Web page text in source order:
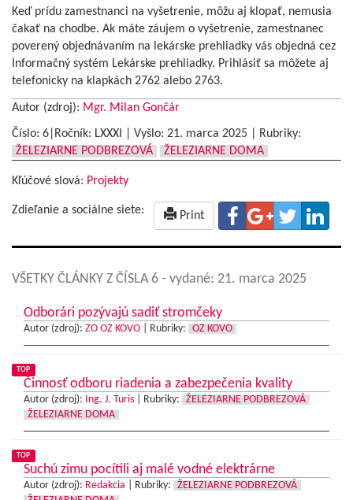
Keď prídu zamestnanci na vyšetrenie, môžu aj klopať, nemusia
čakať na chodbe. Ak máte záujem o vyšetrenie, zamestnanec
poverený objednávaním na lekárske prehliadky vás objedná cez
Informačný systém Lekárske prehliadky. Prihlásiť sa môžete aj
telefonicky na klapkách 2762 alebo 2763.
Autor (zdroj): Mgr. Milan Gončár
Číslo: 6|Ročník: LXXXI | Vyšlo: 21. marca 2025
Rubriky:
ŽELEZIARNE PODBREZOVÁ
ŽELEZIARNE DOMA
Kľúčové slová: Projekty
Zdieľanie a sociálne siete: Print
VŠETKY ČLÁNKY Z ČÍSLA 6 - vydané: 21. marca 2025
Odborári pozývajú sadiť stromčeky
Autor (zdroj): ZO OZ KOVO Rubriky: OZ KOVO
TOP
Činnosť odboru riadenia a zabezpečenia kvality
Autor (zdroj): Ing. J. Turis Rubriky:
ŽELEZIARNE PODBREZOVÁ
ŽELEZIARNE DOMA
TOP
Suchú zimu pocítili aj malé vodné elektrárne
Autor (zdroj): Redakcia Rubriky:
ŽELEZIARNE PODBREZOVÁ